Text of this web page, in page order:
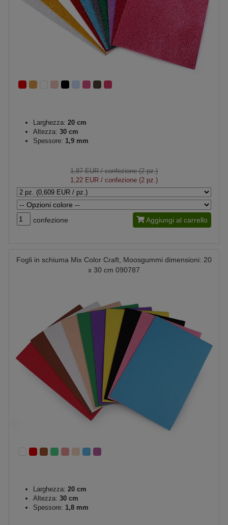
Larghezza: 20 cm
Altezza: 30 cm
Spessore: 1,9 mm
1,87 EUR/ confezione (2 pz.)
1,22 EUR / confezione (2 pz.)
confezione Aggiungi al carrello
Fogli in schiuma Mix Color Craft, Moosgummi dimensioni: 20
x 30 cm 090787
Larghezza: 20 cm
Altezza: 30 cm
Spessore: 1,8 mm